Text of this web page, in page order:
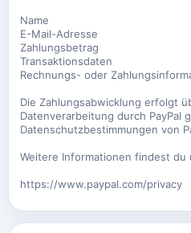
Name
E-Mail-Adresse
Zahlungsbetrag
Transaktionsdaten
Rechnungs- oder
Die Zahlungsabwicklung erfolgt
Datenverarbeitung durch PayPal
Datenschutzbestimmungen von
Weitere Informationen findest du
https://www.paypal.com/privacy